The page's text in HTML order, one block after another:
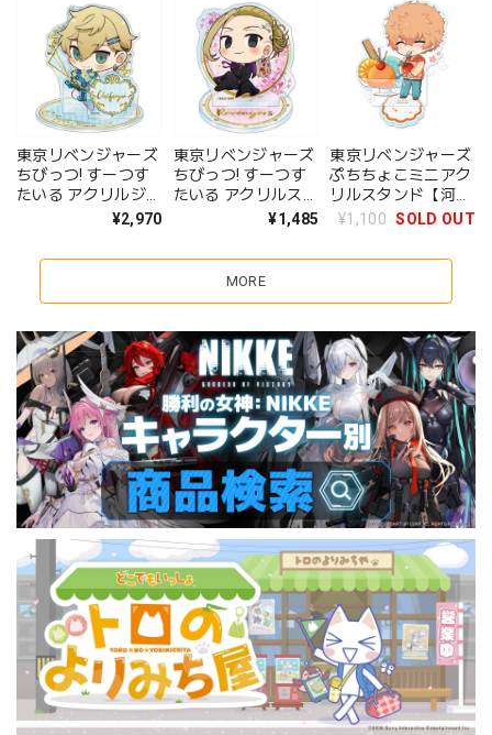
東京リベンジャーズ
ちびっつ! すーつす
たいる アクリルジオ
ラマ 松野千冬¥2,970
東京リベンジャーズ
ちびっつ! すーつす
たいる アクリルスタ
ンドJr. 龍宮寺堅¥1,485
東京リベンジャーズ
ぷちちょこミニアク
リルスタンド【河田
ナホヤ】アイスver.
¥1,100 SOLD OUT
MORE